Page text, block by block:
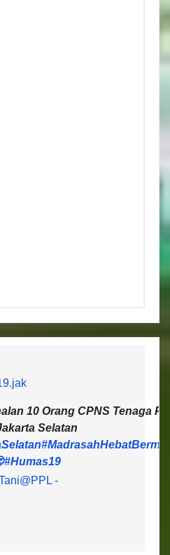
10 Orang CPNS Tenaga
Selatan
#Humas19
-